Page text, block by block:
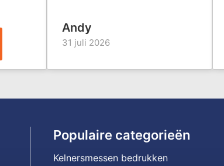
Andy
31 juli 2026
Populaire categorieën
Kelnersmessen bedrukken